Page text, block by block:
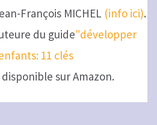
François MICHEL (info ici).
du guide"développer
11 clés
disponible sur Amazon.